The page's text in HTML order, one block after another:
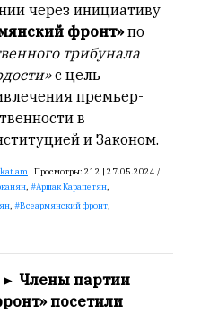
через инициативу
фронт»по
трибунала
с цель
премьер-
в
и Законом.
| Просмотры: 212 | 27.05.2024 /
, Аршак Карапетян,
, Всеармянский фронт,
► Члены партии
посетили